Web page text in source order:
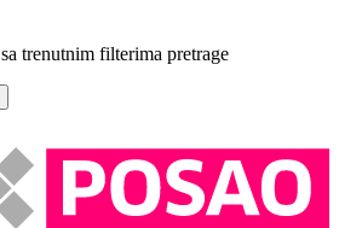
trenutnim filterima pretrage